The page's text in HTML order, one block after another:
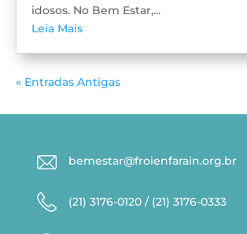
idosos. No Bem Estar,...
Leia Mais
« Entradas Antigas
bemestar@froienfarain.org.br
(21) 3176-0120 / (21) 3176-0333